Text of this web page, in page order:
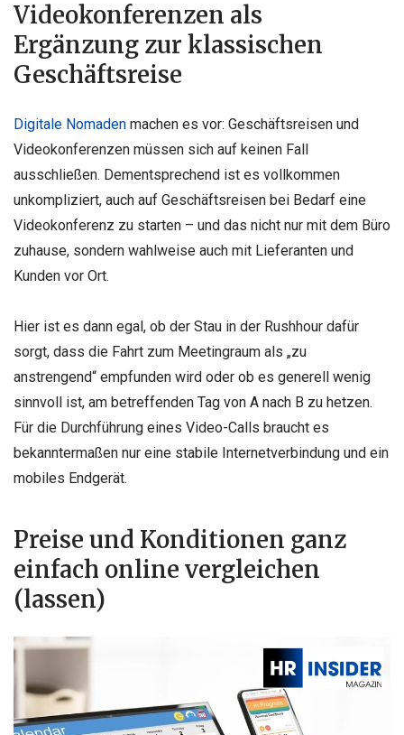
Videokonferenzen als
Ergänzung zur klassischen
Geschäftsreise
Digitale Nomaden machen es vor: Geschäftsreisen und
Videokonferenzen müssen sich auf keinen Fall
ausschließen. Dementsprechend ist es vollkommen
unkompliziert, auch auf Geschäftsreisen bei Bedarf eine
Videokonferenz zu starten – und das nicht nur mit dem Büro
zuhause, sondern wahlweise auch mit Lieferanten und
Kunden vor Ort.
Hier ist es dann egal, ob der Stau in der Rushhour dafür
sorgt, dass die Fahrt zum Meetingraum als „zu
anstrengend“ empfunden wird oder ob es generell wenig
sinnvoll ist, am betreffenden Tag von A nach B zu hetzen.
Für die Durchführung eines Video-Calls braucht es
bekanntermaßen nur eine stabile Internetverbindung und ein
mobiles Endgerät.
Preise und Konditionen ganz
einfach online vergleichen
(lassen)